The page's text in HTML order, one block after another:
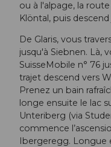
ou à l'alpage, la
Klöntal, puis descend
De Glaris, vous
jusqu'à Siebnen. Là,
SuisseMobile n° 76
trajet descend vers
Prenez un bain
longe ensuite le lac
Unteriberg (via
commence
Ibergeregg. Longue